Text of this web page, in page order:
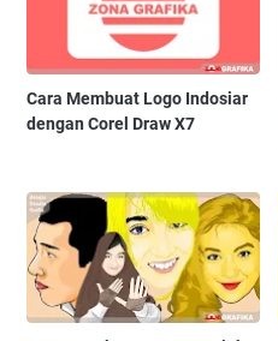
Cara Membuat Logo Indosiar
dengan Corel Draw X7